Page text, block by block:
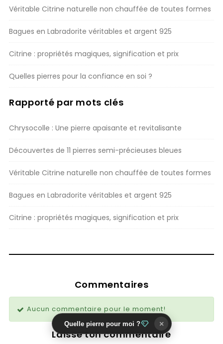
Véritable Citrine naturelle non chauffée de toutes formes
Bagues en Labradorite véritables et argent 925
Citrine : propriétés magiques, signification et prix
Quelles pierres pour la confiance en soi ?
Rapporté par mots clés
Chrysocolle : Une pierre apaisante et revitalisante
Découvertes de 11 pierres semi-précieuses bleues
Véritable Citrine naturelle non chauffée de toutes formes
Bagues en Labradorite véritables et argent 925
Citrine : propriétés magiques, signification et prix
Commentaires
Aucun commentaire pour le moment!
Laisse ton commentaire
Quelle pierre pour moi ? ×